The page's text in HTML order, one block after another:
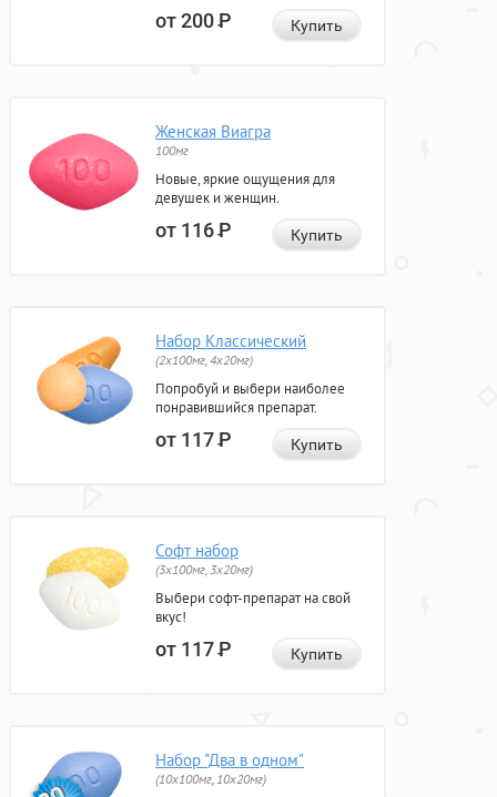
от 200Р Купить
Женская Виагра
100мг
Новые, яркие ощущения для
девушек и женщин.
от 116Р Купить
Набор Классический
(2x100мг, 4x20мг)
Попробуй и выбери наиболее
понравившийся препарат.
от 117Р Купить
Софт набор
(3x100мг, 3x20мг)
Выбери софт-препарат на свой
вкус!
от 117Р Купить
Набор "Два в одном"
(10x100мг, 10x20мг)